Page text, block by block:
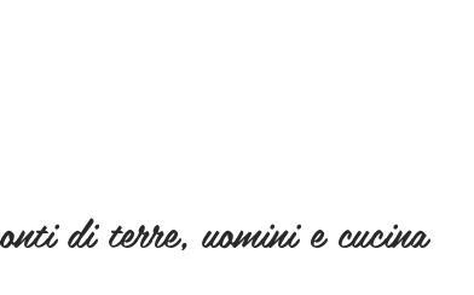
di terre, uomini e cucina